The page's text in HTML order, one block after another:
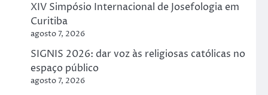
XIV Simpósio Internacional de Josefologia em
Curitiba
agosto 7, 2026
SIGNIS 2026: dar voz às religiosas católicas no
espaço público
agosto 7, 2026